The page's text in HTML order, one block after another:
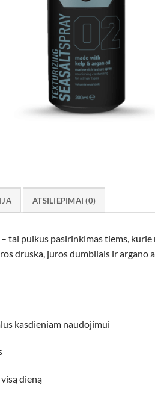
ATSILIEPIMAI (0)
– tai puikus pasirinkimas tiems,
druska, jūros dumbliais ir
kasdieniam naudojimui
dieną